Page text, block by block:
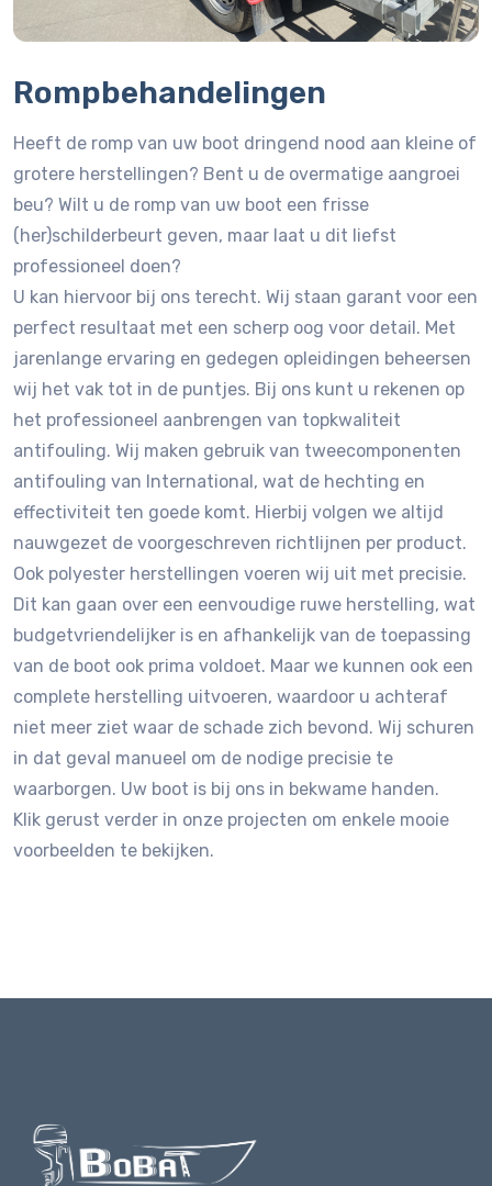
Rompbehandelingen
Heeft de romp van uw boot dringend nood aan kleine of
grotere herstellingen? Bent u de overmatige aangroei
beu? Wilt u de romp van uw boot een frisse
(her)schilderbeurt geven, maar laat u dit liefst
professioneel doen?
U kan hiervoor bij ons terecht. Wij staan garant voor een
perfect resultaat met een scherp oog voor detail. Met
jarenlange ervaring en gedegen opleidingen beheersen
wij het vak tot in de puntjes. Bij ons kunt u rekenen op
het professioneel aanbrengen van topkwaliteit
antifouling. Wij maken gebruik van tweecomponenten
antifouling van International, wat de hechting en
effectiviteit ten goede komt. Hierbij volgen we altijd
nauwgezet de voorgeschreven richtlijnen per product.
Ook polyester herstellingen voeren wij uit met precisie.
Dit kan gaan over een eenvoudige ruwe herstelling, wat
budgetvriendelijker is en afhankelijk van de toepassing
van de boot ook prima voldoet. Maar we kunnen ook een
complete herstelling uitvoeren, waardoor u achteraf
niet meer ziet waar de schade zich bevond. Wij schuren
in dat geval manueel om de nodige precisie te
waarborgen. Uw boot is bij ons in bekwame handen.
Klik gerust verder in onze projecten om enkele mooie
voorbeelden te bekijken.